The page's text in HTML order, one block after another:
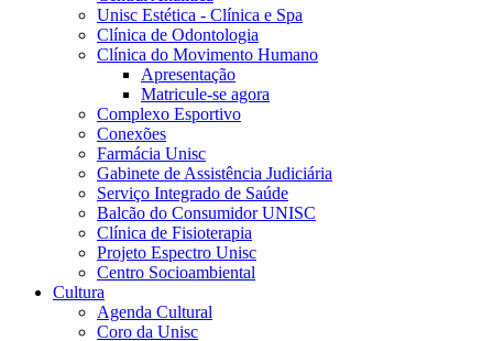
Unisc Estética - Clínica e Spa
Clínica de Odontologia
Clínica do Movimento Humano
Apresentação
Matricule-se agora
Complexo Esportivo
Conexões
Farmácia Unisc
Gabinete de Assistência Judiciária
Serviço Integrado de Saúde
Balcão do Consumidor UNISC
Clínica de Fisioterapia
Projeto Espectro Unisc
Centro Socioambiental
Cultura
Agenda Cultural
Coro da Unisc